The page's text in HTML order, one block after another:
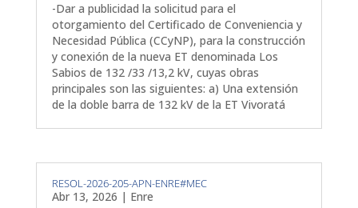
-Dar a publicidad la solicitud para el
otorgamiento del Certificado de Conveniencia y
Necesidad Pública (CCyNP), para la construcción
y conexión de la nueva ET denominada Los
Sabios de 132 /33 /13,2 kV, cuyas obras
principales son las siguientes: a) Una extensión
de la doble barra de 132 kV de la ET Vivoratá
RESOL-2026-205-APN-ENRE#MEC
Abr 13, 2026 | Enre